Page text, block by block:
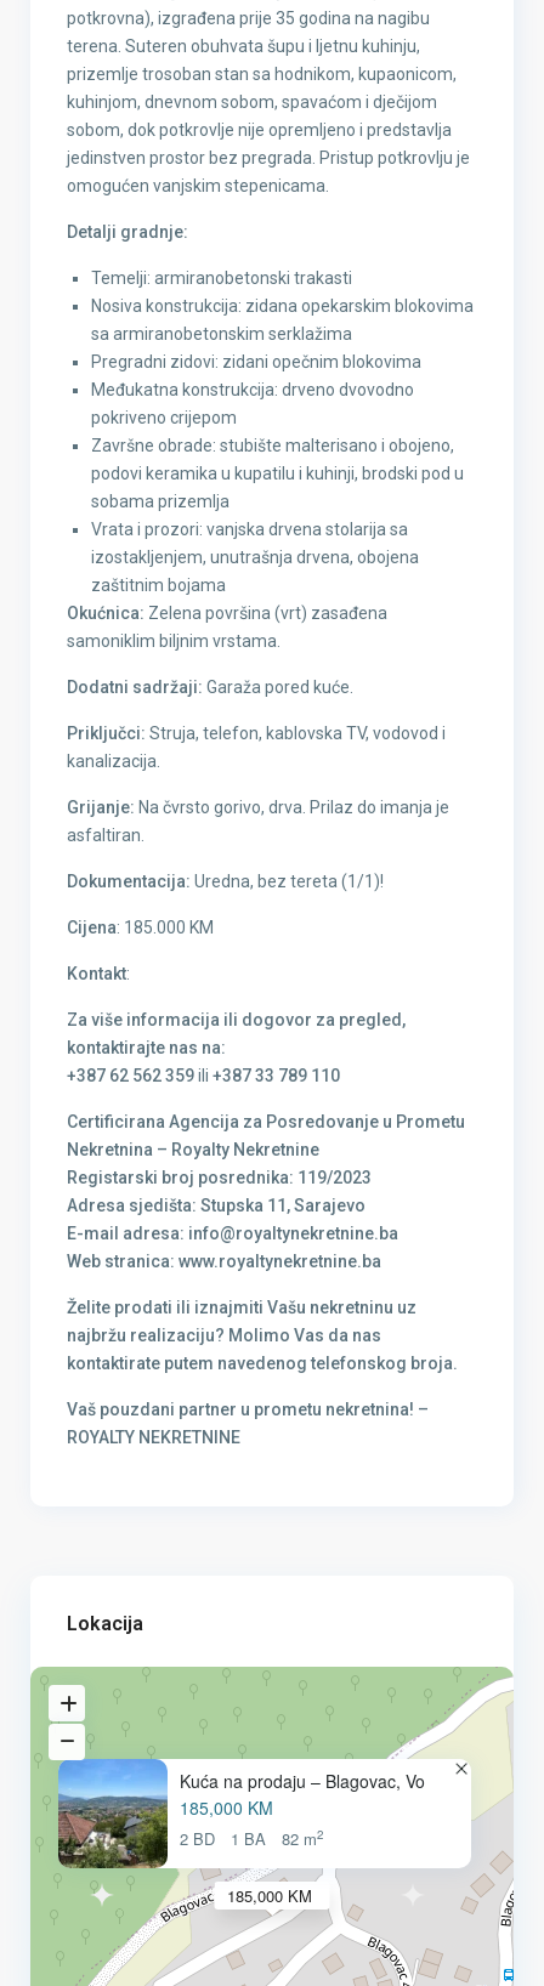
potkrovna), izgrađena prije 35 godina na nagibu
terena. Suteren obuhvata šupu i ljetnu kuhinju,
prizemlje trosoban stan sa hodnikom, kupaonicom,
kuhinjom, dnevnom sobom, spavaćom i dječijom
sobom, dok potkrovlje nije opremljeno i predstavlja
jedinstven prostor bez pregrada. Pristup potkrovlju je
omogućen vanjskim stepenicama.
Detalji gradnje:
Temelji: armiranobetonski trakasti
Nosiva konstrukcija: zidana opekarskim blokovima
sa armiranobetonskim serklažima
Pregradni zidovi: zidani opečnim blokovima
Međukatna konstrukcija: drveno dvovodno
pokriveno crijepom
Završne obrade: stubište malterisano i obojeno,
podovi keramika u kupatilu i kuhinji, brodski pod u
sobama prizemlja
Vrata i prozori: vanjska drvena stolarija sa
izostakljenjem, unutrašnja drvena, obojena
zaštitnim bojama
Okućnica: Zelena površina (vrt) zasađena
samoniklim biljnim vrstama.
Dodatni sadržaji: Garaža pored kuće.
Priključci: Struja, telefon, kablovska TV, vodovod i
kanalizacija.
Grijanje: Na čvrsto gorivo, drva. Prilaz do imanja je
asfaltiran.
Dokumentacija: Uredna, bez tereta (1/1)!
Cijena: 185.000 KM
Kontakt:
Za više informacija ili dogovor za pregled,
kontaktirajte nas na:
+387 62 562 359ili+387 33 789 110
Certificirana Agencija za Posredovanje u Prometu
Nekretnina – Royalty Nekretnine
Registarski broj posrednika: 119/2023
Adresa sjedišta: Stupska 11, Sarajevo
E-mail adresa: info@royaltynekretnine.ba
Web stranica: www.royaltynekretnine.ba
Želite prodati ili iznajmiti Vašu nekretninu uz
najbržu realizaciju? Molimo Vas da nas
kontaktirate putem navedenog telefonskog broja.
Vaš pouzdani partner u prometu nekretnina! –
ROYALTY NEKRETNINE
Lokacija
185,000 KM
Kuća na prodaju – Blagovac, Vo
185,000 KM
2 BD 1 BA 82 m2